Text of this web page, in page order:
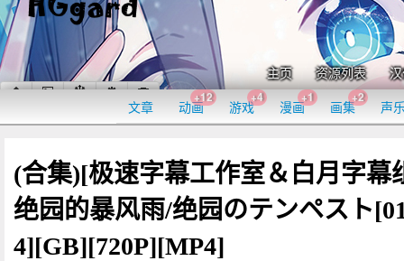
主页 资源列表
文章 动画
+12
游戏
+4
漫画
+1
画集
+2
声
(合集)[极速字幕工作室＆白月字幕
绝园的暴风雨/绝园のテンペスト
4][GB][720P][MP4]